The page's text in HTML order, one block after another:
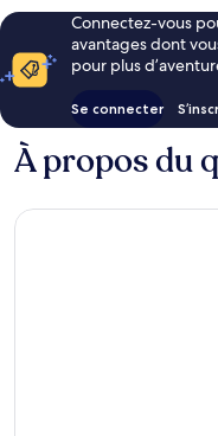
Connectez-vous
avantages dont
pour plus
Se connecter
À propos du